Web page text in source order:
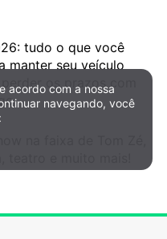
tudo o que você
manter seu veículo
os prazos com
na faixa de Tom Zé,
teatro e muito mais!
acordo com a nossa
navegando, você